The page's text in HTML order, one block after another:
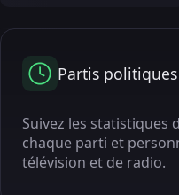
Partis politiques
Suivez les statistiques
chaque parti et
télévision et de radio.